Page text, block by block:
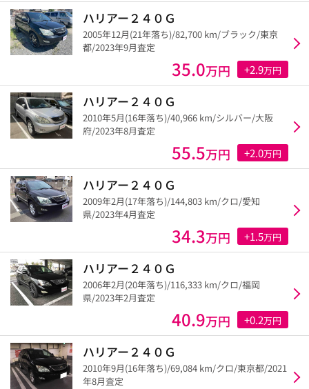
ハリアー２４０Ｇ
2005年12月(21年落ち)/82,700 km/ブラック/東京
都/2023年9月査定
35.0万円 +2.9万円
ハリアー２４０Ｇ
2010年5月(16年落ち)/40,966 km/シルバー/大阪
府/2023年8月査定
55.5万円 +2.0万円
ハリアー２４０Ｇ
2009年2月(17年落ち)/144,803 km/クロ/愛知
県/2023年4月査定
34.3万円 +1.5万円
ハリアー２４０Ｇ
2006年2月(20年落ち)/116,333 km/クロ/福岡
県/2023年2月査定
40.9万円 +0.2万円
ハリアー２４０Ｇ
2010年9月(16年落ち)/69,084 km/クロ/東京都/2021
年8月査定